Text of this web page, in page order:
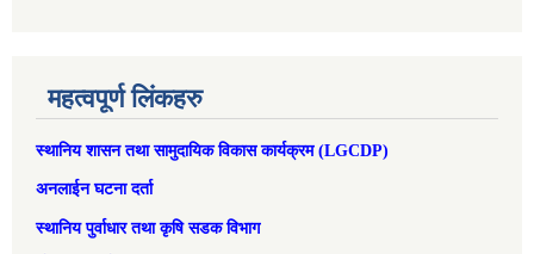
महत्वपूर्ण लिंकहरु
स्थानिय शासन तथा सामुदायिक विकास कार्यक्रम (LGCDP)
अनलाईन घटना दर्ता
स्थानिय पुर्वाधार तथा कृषि सडक विभाग